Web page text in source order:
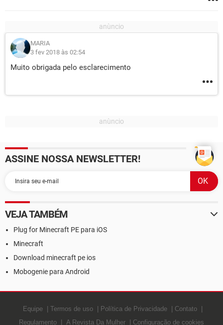
MARIA
3 fev 2018 às 02:54
Muito obrigada pelo esclarecimento
ASSINE NOSSA NEWSLETTER!
VEJA TAMBÉM
Plug for Minecraft PE para iOS
Minecraft
Download minecraft pe ios
Mobogenie para Android
Equipe Termos de uso Política de Privacidade
Contato
Regulamento
A Revista Da Mulher Configuração de cookies